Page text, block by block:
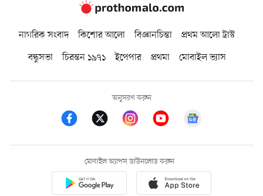
নাগরিক সংবাদ কিশোর আলো বিজ্ঞানচিন্তা
প্রথম আলো ট্রাস্ট
বন্ধুসভা
চিরন্তন ১৯৭১ ইপেপার প্রথমা মোবাইল ভ্যাস
অনুসরণ করুন
মোবাইল অ্যাপস ডাউনলোড করুন